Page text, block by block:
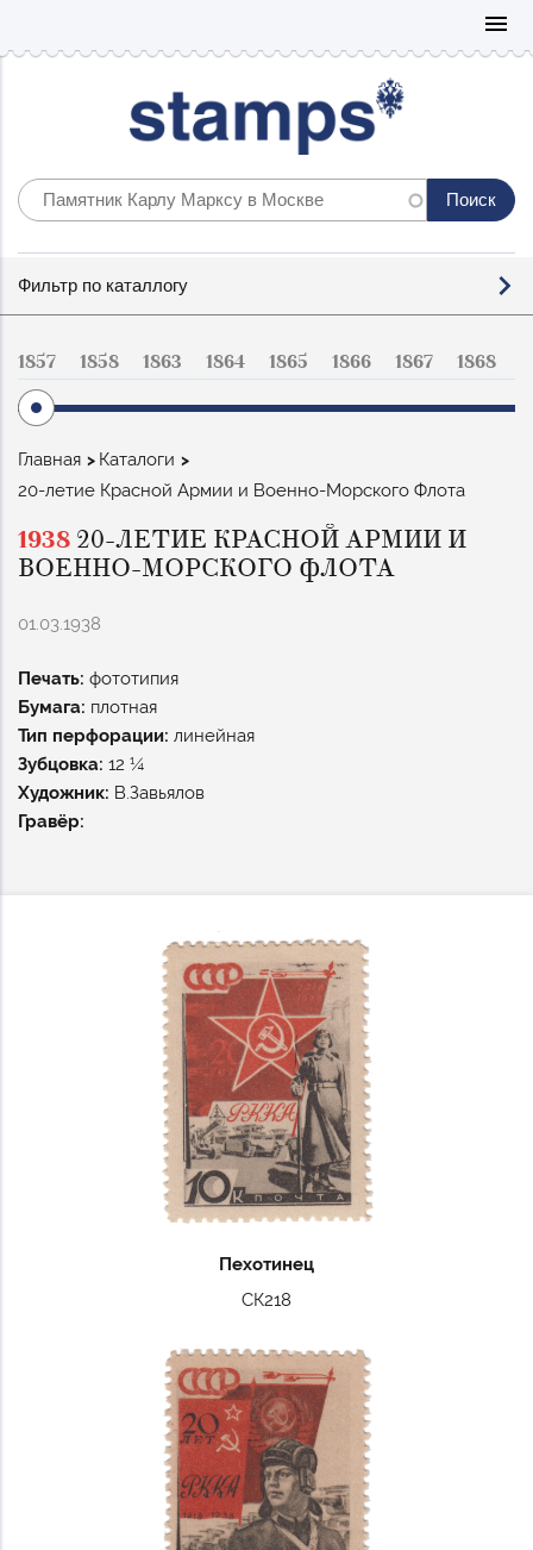
menu
по
Фильтр по каталлогу
1857 1858 1863 1864 1865 1866 1867 1868
Строка
навигации
Главная
Каталоги
20-летие Красной Армии и Военно-Морского Флота
1938 20-ЛЕТИЕ КРАСНОЙ АРМИИ И
ВОЕННО-МОРСКОГО ФЛОТА
01.03.1938
Печать: фототипия
Бумага: плотная
Тип перфорации: линейная
Зубцовка: 12 ¼
Художник: В.Завьялов
Гравёр:
Пехотинец
СК218